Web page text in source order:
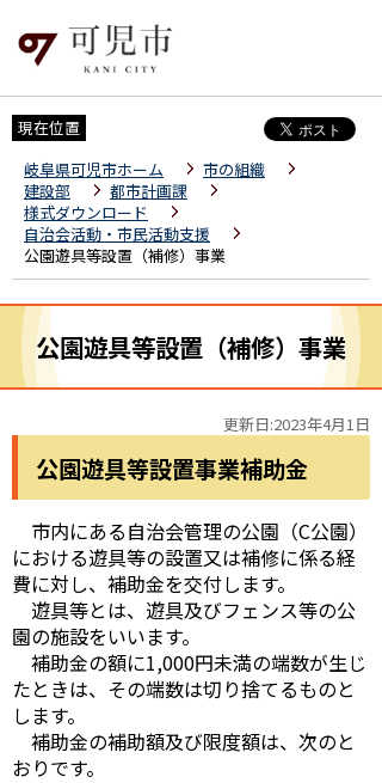
現在位置
岐阜県可児市ホーム
市の組織
建設部
都市計画課
様式ダウンロード
自治会活動・市民活動支援
公園遊具等設置（補修）事業
公園遊具等設置（補修）事業
更新日:2023年4月1日
公園遊具等設置事業補助金
市内にある自治会管理の公園（C公園）
における遊具等の設置又は補修に係る経
費に対し、補助金を交付します。
遊具等とは、遊具及びフェンス等の公
園の施設をいいます。
補助金の額に1,000円未満の端数が生じ
たときは、その端数は切り捨てるものと
します。
補助金の補助額及び限度額は、次のと
おりです。